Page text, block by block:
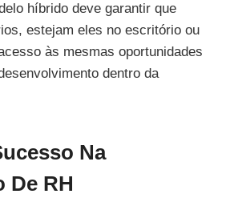
híbrido deve garantir que
estejam eles no escritório ou
às mesmas oportunidades
dentro da
Na
De RH